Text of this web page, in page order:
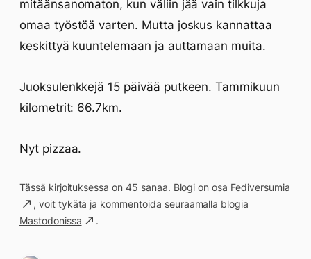
mitäänsanomaton, kun väliin jää vain tilkkuja
omaa työstöä varten. Mutta joskus kannattaa
keskittyä kuuntelemaan ja auttamaan muita.
Juoksulenkkejä 15 päivää putkeen. Tammikuun
kilometrit: 66.7km.
Nyt pizzaa.
Tässä kirjoituksessa on 45 sanaa. Blogi on osa Fediversumia
, voit tykätä ja kommentoida seuraamalla blogia
Mastodonissa
.